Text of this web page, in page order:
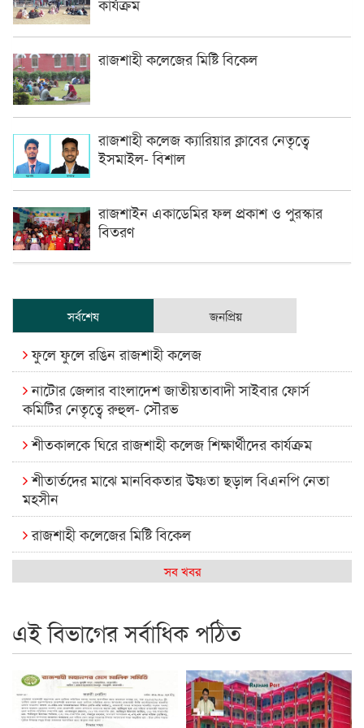
কার্যক্রম
রাজশাহী কলেজের মিষ্টি বিকেল
রাজশাহী কলেজ ক্যারিয়ার ক্লাবের নেতৃত্বে
ইসমাইল- বিশাল
রাজশাইন একাডেমির ফল প্রকাশ ও পুরস্কার
বিতরণ
সর্বশেষ জনপ্রিয়
ফুলে ফুলে রঙিন রাজশাহী কলেজ
নাটোর জেলার বাংলাদেশ জাতীয়তাবাদী সাইবার ফোর্স
কমিটির নেতৃত্বে রুহুল- সৌরভ
শীতকালকে ঘিরে রাজশাহী কলেজ শিক্ষার্থীদের কার্যক্রম
শীতার্তদের মাঝে মানবিকতার উষ্ণতা ছড়াল বিএনপি নেতা
মহসীন
রাজশাহী কলেজের মিষ্টি বিকেল
কেমন আছে আমাদের দেশের মধ্যবিত্তরা
রাজশাইন একাডেমির ফল প্রকাশ ও পুরস্কার বিতরণ
রাজশাহী কলেজের শিক্ষার্থী শাখাওয়াত পেলেন স্টার এক্সিলেন্স
অ্যাওয়ার্ড
সব খবর
এই বিভাগের সর্বাধিক পঠিত